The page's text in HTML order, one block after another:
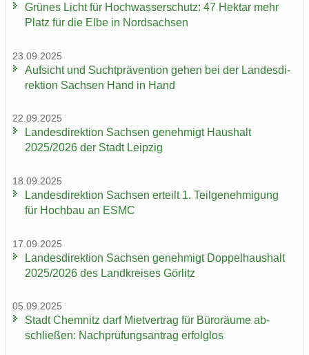
Grü­nes Licht für Hoch­was­ser­schutz: 47 Hekt­ar mehr
Platz für die Elbe in Nord­sach­sen
23.09.2025
Auf­sicht und Sucht­prä­ven­ti­on gehen bei der Lan­des­di­
rek­ti­on Sach­sen Hand in Hand
22.09.2025
Lan­des­di­rek­ti­on Sach­sen ge­neh­migt Haus­halt
2025/2026 der Stadt Leip­zig
18.09.2025
Lan­des­di­rek­ti­on Sach­sen er­teilt 1. Teil­ge­neh­mi­gung
für Hoch­bau an ESMC
17.09.2025
Lan­des­di­rek­ti­on Sach­sen ge­neh­migt Dop­pel­haus­halt
2025/2026 des Land­krei­ses Gör­litz
05.09.2025
Stadt Chem­nitz darf Miet­ver­trag für Bü­ro­räu­me ab­
schlie­ßen: Nach­prü­fungs­an­trag er­folg­los